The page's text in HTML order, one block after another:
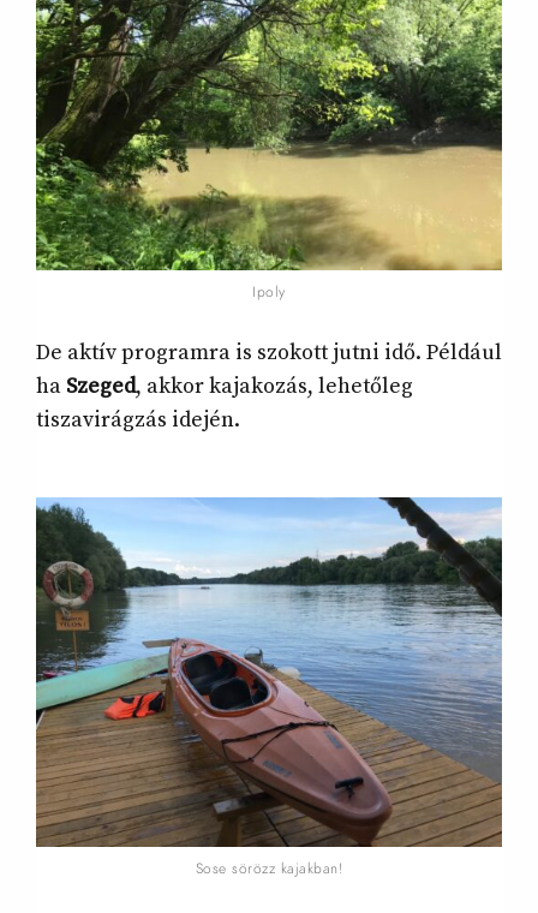
Ipoly
De aktív programra is szokott jutni idő. Például
ha Szeged, akkor kajakozás, lehetőleg
tiszavirágzás idején.
Sose sörözz kajakban!